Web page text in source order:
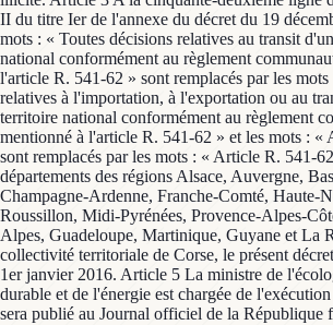
II du titre Ier de l'annexe du décret du 19
mots : « Toutes décisions relatives au transit
national conformément au règlement
l'article R. 541-62 » sont remplacés par les
relatives à l'importation, à l'exportation ou au
territoire national conformément au règlement
mentionné à l'article R. 541-62 » et les mots : «
sont remplacés par les mots : « Article R. 541-
départements des régions Alsace, Auvergne,
Champagne-Ardenne, Franche-Comté, Haute-
Roussillon, Midi-Pyrénées, Provence-Alpes-
Alpes, Guadeloupe, Martinique, Guyane et La
collectivité territoriale de Corse, le présent
1er janvier 2016. Article 5 La ministre de
durable et de l'énergie est chargée de
sera publié au Journal officiel de la République